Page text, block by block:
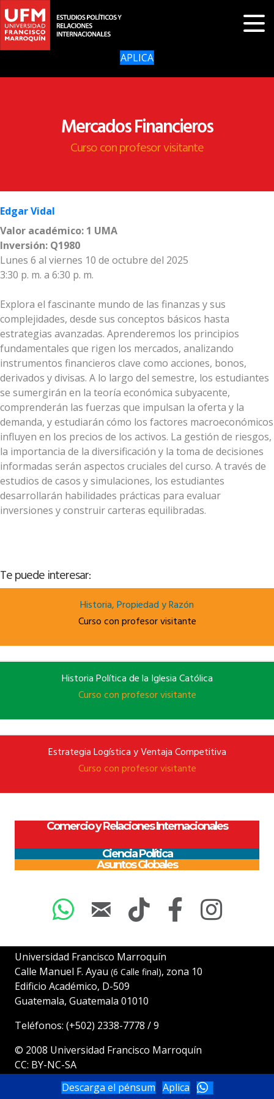
APLICA
Mercados Financieros
Curso con profesor visitante
Edgar Vidal
Valor académico: 1 UMA
Inversión: Q1980
Lunes 6 al viernes 10 de octubre del 2025
3:30 p. m. a 6:30 p. m.
Explora el fascinante mundo de las finanzas y sus
complejidades, desde sus conceptos básicos hasta
estrategias avanzadas. Aprenderemos los principios
fundamentales que rigen los mercados, analizando
instrumentos financieros clave como acciones, bonos,
derivados y divisas. A lo largo del semestre, los estudiantes
se sumergirán en la teoría económica subyacente,
comprenderán las fuerzas que impulsan la oferta y la
demanda, y estudiarán cómo los factores macroeconómicos
influyen en los precios de los activos. La gestión de riesgos,
la importancia de la diversificación y la toma de decisiones
informadas serán aspectos cruciales del curso. A través de
estudios de casos y simulaciones, los estudiantes
desarrollarán habilidades prácticas para evaluar
inversiones y construir carteras equilibradas.
Te puede interesar:
Historia, Propiedad y Razón
Curso con profesor visitante
Historia Política de la Iglesia Católica
Curso con profesor visitante
Estrategia Logística y Ventaja Competitiva
Curso con profesor visitante
Comercio y Relaciones Internacionales
Ciencia Política
Asuntos Globales
Descarga el pénsum Aplica
Universidad Francisco Marroquín
Calle Manuel F. Ayau (6 Calle final), zona 10
Edificio Académico, D-509
Guatemala, Guatemala 01010
Teléfonos: (+502) 2338-7778 /9
© 2008 Universidad Francisco Marroquín
CC: BY-NC-SA
Políticas de cookies| Política de privacidad